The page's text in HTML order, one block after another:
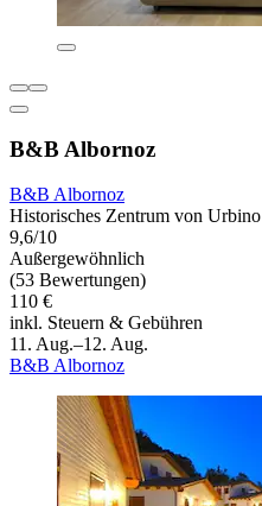
B&B Albornoz
B&B Albornoz
Historisches Zentrum von Urbino
9,6/10
Außergewöhnlich
(53 Bewertungen)
110 €
inkl. Steuern & Gebühren
11. Aug.–12. Aug.
B&B Albornoz